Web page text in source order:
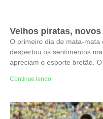
Velhos piratas,
O primeiro dia de mata-mata
despertou os sentimentos
apreciam o esporte bretão.
Continue lendo